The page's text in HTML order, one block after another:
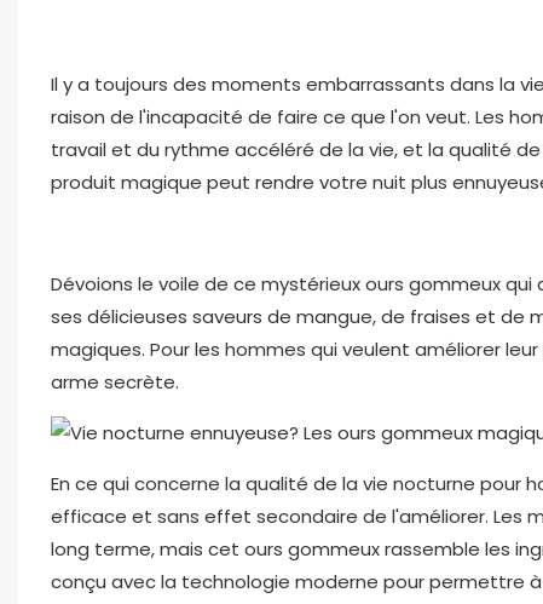
Il y a toujours des moments embarrassants dans la
raison de l'incapacité de faire ce que l'on veut. Les
travail et du rythme accéléré de la vie, et la qualité
produit magique peut rendre votre nuit plus
Dévoions le voile de ce mystérieux ours gommeux
ses délicieuses saveurs de mangue, de fraises et
magiques. Pour les hommes qui veulent améliorer
arme secrète.
En ce qui concerne la qualité de la vie nocturne pour
efficace et sans effet secondaire de l'améliorer. Les
long terme, mais cet ours gommeux rassemble les
conçu avec la technologie moderne pour permettre